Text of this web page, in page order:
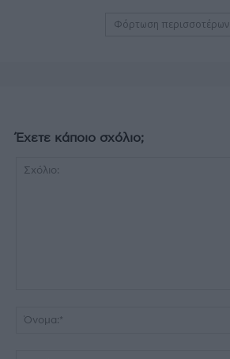
Φόρτωση περισσοτέρων
Έχετε κάποιο σχόλιο;